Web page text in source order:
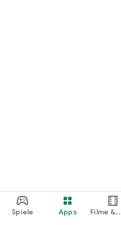
Spiele Apps
Filme &